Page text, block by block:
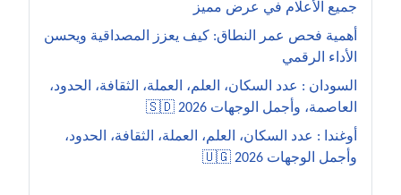
جميع الأعلام في عرض مميز
أهمية فحص عمر النطاق: كيف يعزز المصداقية ويحسن
الأداء الرقمي
السودان : عدد السكان، العلم، العملة، الثقافة، الحدود،
العاصمة، وأجمل الوجهات 2026 🇸🇩
أوغندا : عدد السكان، العلم، العملة، الثقافة، الحدود،
وأجمل الوجهات 2026 🇺🇬